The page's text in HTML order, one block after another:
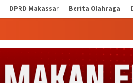
DPRD Makassar Berita Olahraga